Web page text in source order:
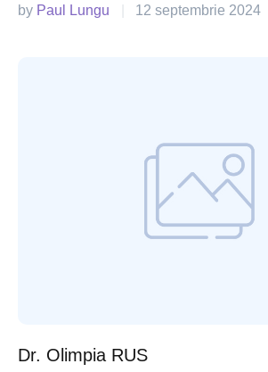
by Paul Lungu 12 septembrie 2024
Dr. Olimpia RUS